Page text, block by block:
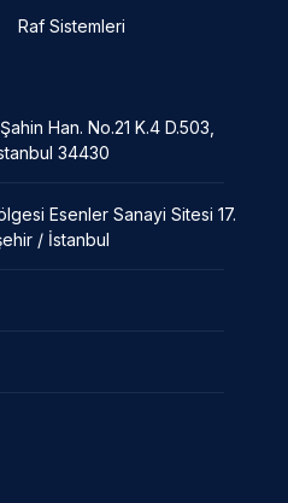
Raf Sistemleri
Han. No.21 K.4 D.503,
34430
Esenler Sanayi Sitesi 17.
/ İstanbul